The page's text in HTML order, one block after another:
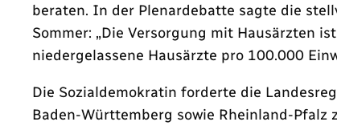
beraten. In der Plenardebatte sagte die
Sommer: „Die Versorgung mit Hausärzten
niedergelassene Hausärzte pro 100.000
Die Sozialdemokratin forderte die
Baden-Württemberg sowie Rheinland-